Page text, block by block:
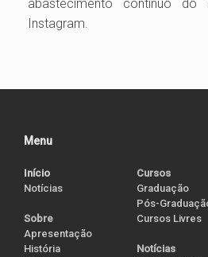
abastecimento contínuo
Instagram.
Menu
Início
Notícias
Sobre
Apresentação
História
Cursos
Graduação
Pós-
Cursos Livres
Notícias